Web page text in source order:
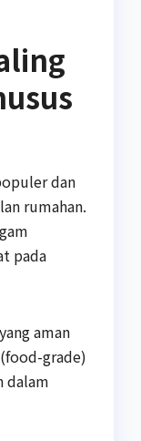
dan
rumahan.
pada
aman
grade)
dalam